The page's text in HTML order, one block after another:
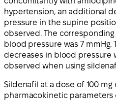
hypertension, an additional
pressure in the supine
observed. The
blood pressure was 7 mmHg.
decreases in blood pressure
observed when using
Sildenafil at a dose of 100
pharmacokinetic parameters